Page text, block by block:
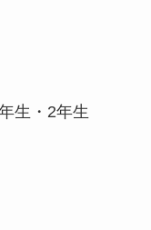
生・2年生